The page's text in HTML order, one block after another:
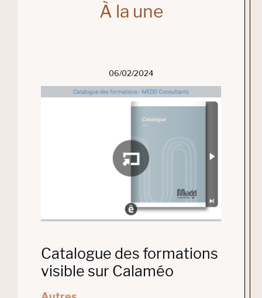
À la une
06/02/2024
Catalogue des formations
visible sur Calaméo